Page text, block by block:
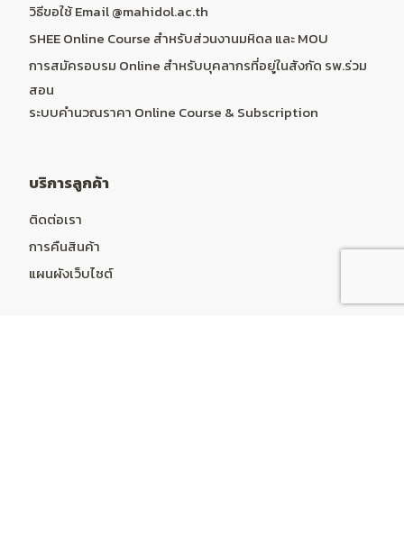
วิธีขอใช้ Email @mahidol.ac.th
SHEE Online Course สำหรับส่วนงานมหิดล และ MOU
การสมัครอบรม Online สำหรับบุคลากรที่อยู่ในสังกัด รพ.ร่วม
สอน
ระบบคำนวณราคา Online Course & Subscription
บริการลูกค้า
ติดต่อเรา
การคืนสินค้า
แผนผังเว็บไซต์